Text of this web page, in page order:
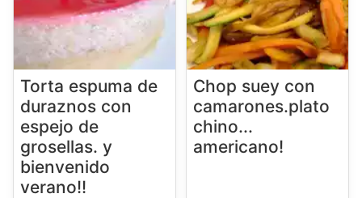
Torta espuma de
duraznos con
espejo de
grosellas. y
bienvenido
verano!!
Chop suey con
camarones.plato
chino...
americano!